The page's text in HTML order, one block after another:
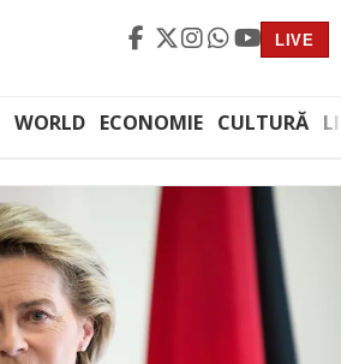
LIVE
WORLD ECONOMIE CULTURĂ